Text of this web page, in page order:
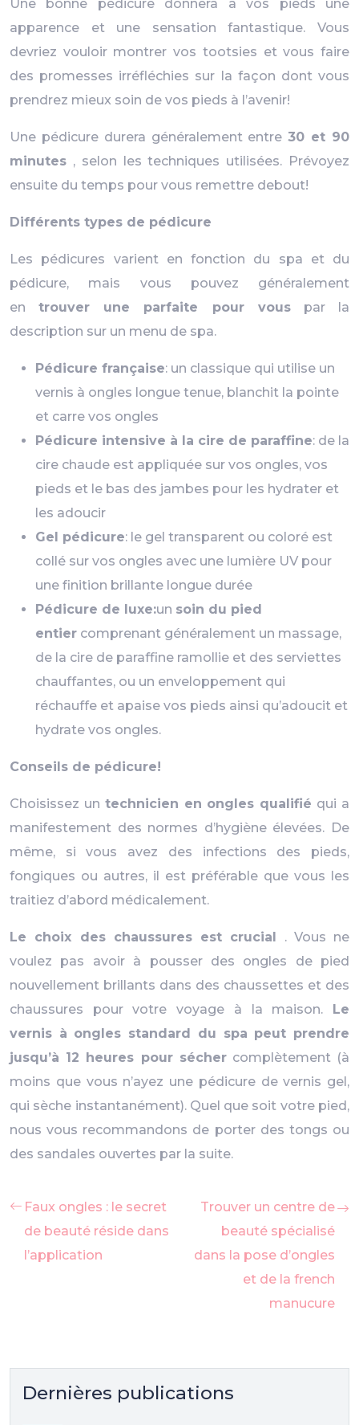
Une bonne pédicure donnera à vos pieds une
apparence et une sensation fantastique. Vous
devriez vouloir montrer vos tootsies et vous faire
des promesses irréfléchies sur la façon dont vous
prendrez mieux soin de vos pieds à l’avenir!
Une pédicure durera généralement entre30 et 90
minutes , selon les techniques utilisées. Prévoyez
ensuite du temps pour vous remettre debout!
Différents types de pédicure
Les pédicures varient en fonction du spa et du
pédicure, mais vous pouvez généralement
entrouver une parfaite pour vouspar la
description sur un menu de spa.
Pédicure française: un classique qui utilise un
vernis à ongles longue tenue, blanchit la pointe
et carre vos ongles
Pédicure intensive à la cire de paraffine: de la
cire chaude est appliquée sur vos ongles, vos
pieds et le bas des jambes pour les hydrater et
les adoucir
Gel pédicure: le gel transparent ou coloré est
collé sur vos ongles avec une lumière UV pour
une finition brillante longue durée
Pédicure de luxe:un soin du pied
entier comprenant généralement un massage,
de la cire de paraffine ramollie et des serviettes
chauffantes, ou un enveloppement qui
réchauffe et apaise vos pieds ainsi qu’adoucit et
hydrate vos ongles.
Conseils de pédicure!
Choisissez un technicien en ongles qualifié qui a
manifestement des normes d’hygiène élevées. De
même, si vous avez des infections des pieds,
fongiques ou autres, il est préférable que vous les
traitiez d’abord médicalement.
Le choix des chaussures est crucial . Vous ne
voulez pas avoir à pousser des ongles de pied
nouvellement brillants dans des chaussettes et des
chaussures pour votre voyage à la maison. Le
vernis à ongles standard du spa peut prendre
jusqu’à 12 heures pour séchercomplètement (à
moins que vous n’ayez une pédicure de vernis gel,
qui sèche instantanément). Quel que soit votre pied,
nous vous recommandons de porter des tongs ou
des sandales ouvertes par la suite.
Faux ongles : le secret
de beauté réside dans
l’application
Trouver un centre de
beauté spécialisé
dans la pose d’ongles
et de la french
manucure
Dernières publications